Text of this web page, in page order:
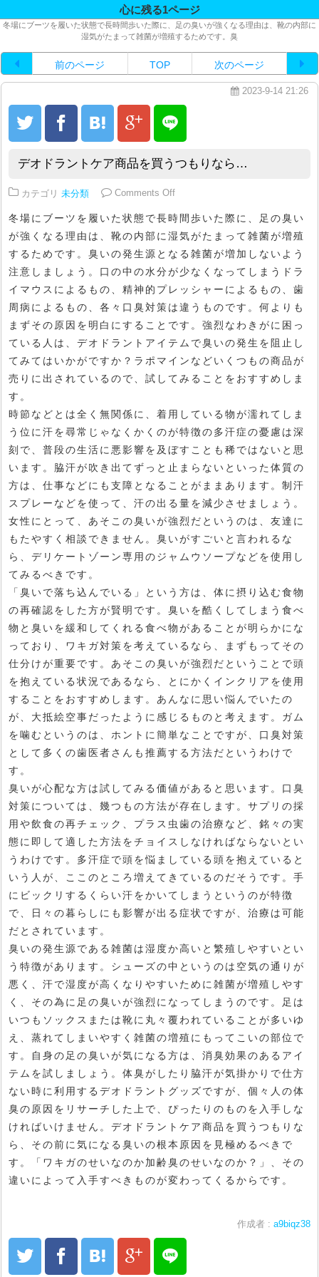
心に残る1ページ
冬場にブーツを履いた状態で長時間歩いた際に、足の臭いが強くなる理由は、靴の内部に
湿気がたまって雑菌が増殖するためです。臭
前のページ TOP 次のページ
2023-9-14 21:26
デオドラントケア商品を買うつもりなら…
カテゴリ 未分類 Comments Offon デオドラントケア商品を買う
冬場にブーツを履いた状態で長時間歩いた際に、足の臭い
が強くなる理由は、靴の内部に湿気がたまって雑菌が増殖
するためです。臭いの発生源となる雑菌が増加しないよう
注意しましょう。口の中の水分が少なくなってしまうドラ
イマウスによるもの、精神的プレッシャーによるもの、歯
周病によるもの、各々口臭対策は違うものです。何よりも
まずその原因を明白にすることです。強烈なわきがに困っ
ている人は、デオドラントアイテムで臭いの発生を阻止し
てみてはいかがですか？ラポマインなどいくつもの商品が
売りに出されているので、試してみることをおすすめしま
す。
時節などとは全く無関係に、着用している物が濡れてしま
う位に汗を尋常じゃなくかくのが特徴の多汗症の憂慮は深
刻で、普段の生活に悪影響を及ぼすことも稀ではないと思
います。脇汗が吹き出てずっと止まらないといった体質の
方は、仕事などにも支障となることがままあります。制汗
スプレーなどを使って、汗の出る量を減少させましょう。
女性にとって、あそこの臭いが強烈だというのは、友達に
もたやすく相談できません。臭いがすごいと言われるな
ら、デリケートゾーン専用のジャムウソープなどを使用し
てみるべきです。
「臭いで落ち込んでいる」という方は、体に摂り込む食物
の再確認をした方が賢明です。臭いを酷くしてしまう食べ
物と臭いを緩和してくれる食べ物があることが明らかにな
っており、ワキガ対策を考えているなら、まずもってその
仕分けが重要です。あそこの臭いが強烈だということで頭
を抱えている状況であるなら、とにかくインクリアを使用
することをおすすめします。あんなに思い悩んでいたの
が、大抵絵空事だったように感じるものと考えます。ガム
を噛むというのは、ホントに簡単なことですが、口臭対策
として多くの歯医者さんも推薦する方法だというわけで
す。
臭いが心配な方は試してみる価値があると思います。口臭
対策については、幾つもの方法が存在します。サプリの採
用や飲食の再チェック、プラス虫歯の治療など、銘々の実
態に即して適した方法をチョイスしなければならないとい
うわけです。多汗症で頭を悩ましている頭を抱えていると
いう人が、ここのところ増えてきているのだそうです。手
にビックリするくらい汗をかいてしまうというのが特徴
で、日々の暮らしにも影響が出る症状ですが、治療は可能
だとされています。
臭いの発生源である雑菌は湿度か高いと繁殖しやすいとい
う特徴があります。シューズの中というのは空気の通りが
悪く、汗で湿度が高くなりやすいために雑菌が増殖しやす
く、その為に足の臭いが強烈になってしまうのです。足は
いつもソックスまたは靴に丸々覆われていることが多いゆ
え、蒸れてしまいやすく雑菌の増殖にもってこいの部位で
す。自身の足の臭いが気になる方は、消臭効果のあるアイ
テムを試しましょう。体臭がしたり脇汗が気掛かりで仕方
ない時に利用するデオドラントグッズですが、個々人の体
臭の原因をリサーチした上で、ぴったりのものを入手しな
ければいけません。デオドラントケア商品を買うつもりな
ら、その前に気になる臭いの根本原因を見極めるべきで
す。「ワキガのせいなのか加齢臭のせいなのか？」、その
違いによって入手すべきものが変わってくるからです。
作成者 : a9biqz38